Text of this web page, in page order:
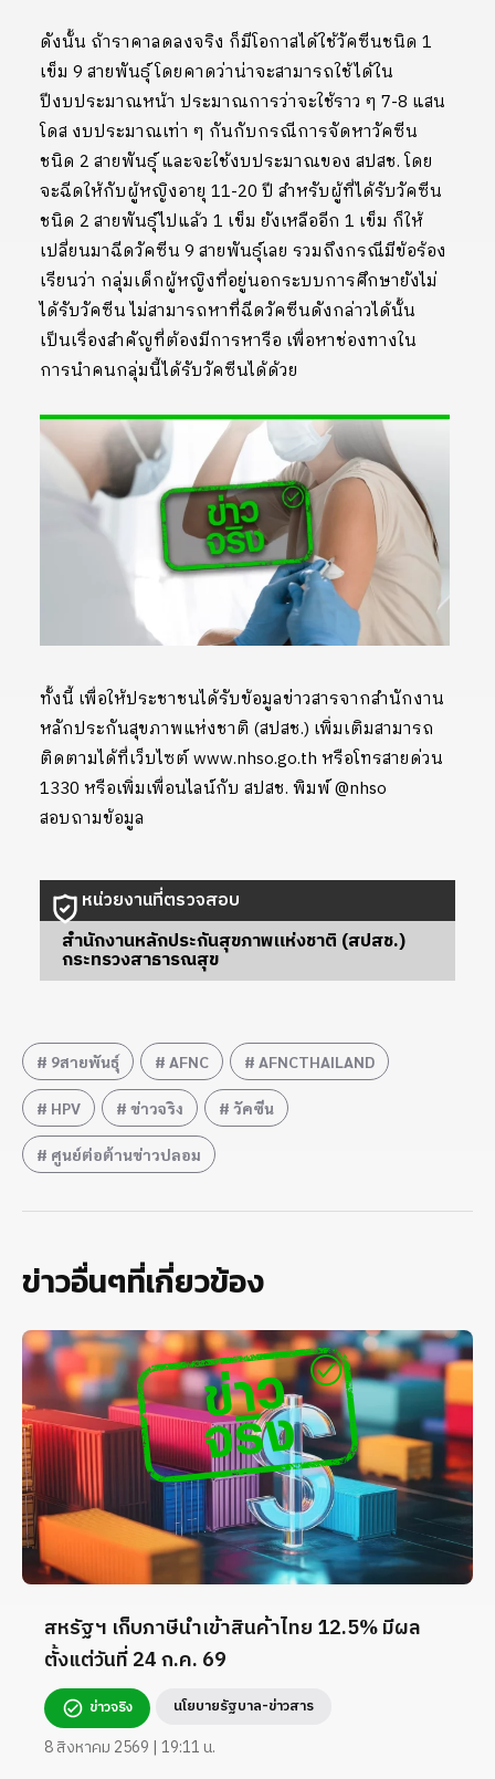
ดังนั้น ถ้าราคาลดลงจริง ก็มีโอกาสได้ใช้วัคซีนชนิด 1
เข็ม 9 สายพันธุ์ โดยคาดว่าน่าจะสามารถใช้ได้ใน
ปีงบประมาณหน้า ประมาณการว่าจะใช้ราว ๆ 7-8 แสน
โดส งบประมาณเท่า ๆ กันกับกรณีการจัดหาวัคซีน
ชนิด 2 สายพันธุ์ และจะใช้งบประมาณของ สปสช. โดย
จะฉีดให้กับผู้หญิงอายุ 11-20 ปี สำหรับผู้ที่ได้รับวัคซีน
ชนิด 2 สายพันธุ์ไปแล้ว 1 เข็ม ยังเหลืออีก 1 เข็ม ก็ให้
เปลี่ยนมาฉีดวัคซีน 9 สายพันธุ์เลย รวมถึงกรณีมีข้อร้อง
เรียนว่า กลุ่มเด็กผู้หญิงที่อยู่นอกระบบการศึกษายังไม่
ได้รับวัคซีน ไม่สามารถหาที่ฉีดวัคซีนดังกล่าวได้นั้น
เป็นเรื่องสำคัญที่ต้องมีการหารือ เพื่อหาช่องทางใน
การนำคนกลุ่มนี้ได้รับวัคซีนได้ด้วย
ทั้งนี้ เพื่อให้ประชาชนได้รับข้อมูลข่าวสารจากสำนักงาน
หลักประกันสุขภาพแห่งชาติ (สปสช.) เพิ่มเติมสามารถ
ติดตามได้ที่เว็บไซต์ www.nhso.go.th หรือโทรสายด่วน
1330 หรือเพิ่มเพื่อนไลน์กับ สปสช. พิมพ์ @nhso
สอบถามข้อมูล
หน่วยงานที่ตรวจสอบ
สำนักงานหลักประกันสุขภาพแห่งชาติ (สปสช.)
กระทรวงสาธารณสุข
9สายพันธุ์ AFNC AFNCTHAILAND
HPV ข่าวจริง วัคซีน
ศูนย์ต่อต้านข่าวปลอม
ข่าวอื่นๆที่เกี่ยวข้อง
สหรัฐฯ เก็บภาษีนำเข้าสินค้าไทย 12.5% มีผล
ตั้งแต่วันที่ 24 ก.ค. 69
ข่าวจริง นโยบายรัฐบาล-ข่าวสาร
8 สิงหาคม 2569 | 19:11 น.